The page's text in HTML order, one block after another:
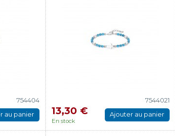
754404
au panier
7544021
13,30 €
En stock
Ajouter au panier